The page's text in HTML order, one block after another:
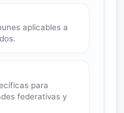
aplicables a
para
federativas y